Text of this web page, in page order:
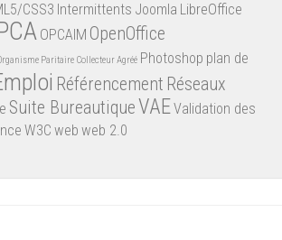
CSS3 Intermittents Joomla LibreOffice
OPCAIM OpenOffice
Paritaire Collecteur Agréé Photoshop plan de
Référencement Réseaux
Suite BureautiqueVAEValidation des
W3C web web 2.0